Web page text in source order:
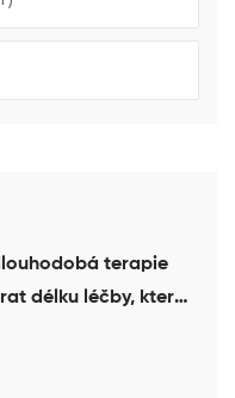
terapie
délku léčby, která